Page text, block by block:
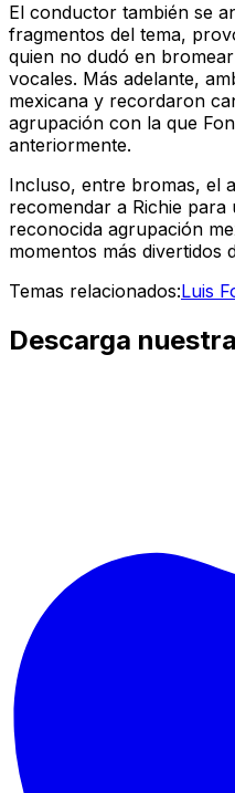
El conductor también se
fragmentos del tema,
quien no dudó en
vocales. Más adelante,
mexicana y recordaron
agrupación con la que
anteriormente.
Incluso, entre bromas, el
recomendar a Richie
reconocida agrupación
momentos más divertidos
Temas relacionados:Luis
Descarga